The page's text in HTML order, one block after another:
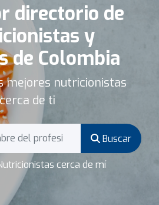
directorio de
y
de Colombia
mejores nutricionistas
de ti
Buscar
cerca de mí